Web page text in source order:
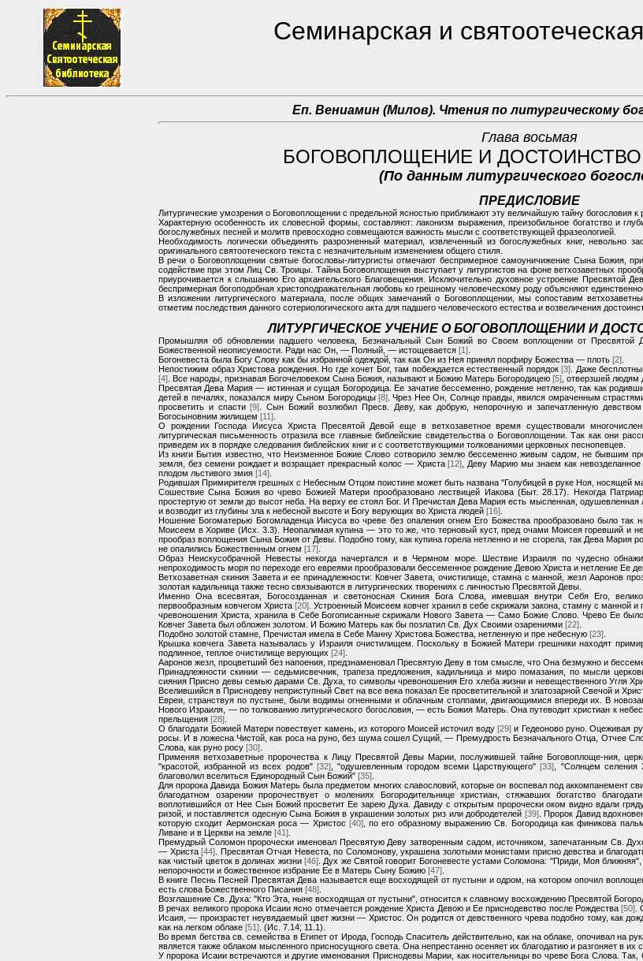
Семинарская и
Еп. Вениамин (Милов). Чтения по литургическому
Глава восьмая
БОГОВОПЛОЩЕНИЕ И
(По данным литургического
ПРЕДИСЛОВИЕ
Литургические умозрения о Боговоплощении с предельной ясностью приближают эту величайшую тайну богословия
Характерную особенность их словесной формы, составляют: лаконизм выражения, преизобильное богатство и
богослужебных песней и молитв превосходно совмещаются важность мысли с соответствующей фразеологией.
Необходимость логически объединять разрозненный материал, извлеченный из богослужебных книг, невольно
оригинального святоотеческого текста с незначительным изменением общего стиля.
В речи о Боговоплощении святые богословы-литургисты отмечают беспримерное самоуничижение Сына Божия,
содействие при этом Лиц Св. Троицы. Тайна Боговоплощения выступает у литургистов на фоне ветхозаветных
приурочивается к слышанию Его архангельского Благовещения. Исключительно духовное устроение Пресвятой
беспримерная богоподобная христоподражательная любовь ко грешному человеческому роду объясняют
В изложении литургического материала, после общих замечаний о Боговоплощении, мы сопоставим
отметим последствия данного сотериологического акта для падшего человеческого естества и возвеличения
ЛИТУРГИЧЕСКОЕ УЧЕНИЕ О БОГОВОПЛОЩЕНИИ И
Промышляя об обновлении падшего человека, Безначальный Сын Божий во Своем воплощении от Пресвятой
Божественной неописуемости. Ради нас Он, — Полный, — истощевается [1]
Богоневеста была Богу Слову как бы избранной одеждой, так как Он из Нея принял порфиру Божества — плоть [2]
Непостижим образ Христова рождения. Но где хочет Бог, там побеждается естественный порядок [3] . Даже
[4] . Все народы, признавая Богочеловеком Сына Божия, называют и Божию Матерь Богородицею [5] , отверзшей людям
Пресвятая Дева Мария — истинная и сущая Богородица. Ее зачатие бессеменно, рождение нетленно, так как
детей в печалях, показался миру Сыном Богородицы [8]. Чрез Нее Он, Солнце правды, явился омраченным
просветить и спасти[9] . Сын Божий возлюбил Пресв. Деву, как добрую, непорочную и запечатленную
Богосыновним жилищем [11]
О рождении Господа Иисуса Христа Пресвятой Девой еще в ветхозаветное время существовали
литургическая письменность отразила все главные библейские свидетельства о Боговоплощении. Так как они
приведем их в порядке следования библейских книг и с соответствующими толкованиями церковных песнопевцев.
Из книги Бытия известно, что Неизменное Божие Слово сотворило землю бессеменно живым садом, не бывшим
земля, без семени рождает и возращает прекрасный колос — Христа[12] , Деву Марию мы знаем как
плодом льстивого змия [14]
Родившая Примирителя грешных с Небесным Отцом поистине может быть названа "Голубицей в руке Ноя, носящей
Сошествие Сына Божия во чрево Божией Матери прообразовано лествицей Иакова (Быт. 28.17). Некогда
простертую от земли до высот неба. На верху ее стоял Бог. И Пречистая Дева Мария есть мысленная,
и возводит из глубины зла к небесной высоте и Богу верующих во Христа людей [16]
Ношение Богоматерью Богомладенца Иисуса во чреве без опаления огнем Его Божества прообразовано было так
Моисеем в Хориве (Исх. 3.3). Неопалимая купина — это то же, что терновый куст, пред очами Моисея горевший и
прообраз воплощения Сына Божия от Девы. Подобно тому, как купина горела нетленно и не сгорела, так Дева
не опалились Божественным огнем [17]
Образ Неискусобрачной Невесты некогда начертался и в Чермном море. Шествие Израиля по чудесно
непроходимость моря по переходе его евреями прообразовали бессеменное рождение Девою Христа и нетление Ее
Ветхозаветная скиния Завета и ее принадлежности: Ковчег Завета, очистилище, стамна с манной, жезл Ааронов
золотая кадильница также тесно связываются в литургических творениях с личностью Пресвятой Девы.
Именно Она всесвятая, Богосозданная и светоносная Скиния Бога Слова, имевшая внутри Себя Его,
первообразным ковчегом Христа [20] . Устроенный Моисеем ковчег хранил в себе скрижали закона, стамну с манной
чревоношения Христа, хранила в Себе Богописанные скрижали Нового Завета — Само Божие Слово. Чрево Ее
Ковчег Завета был обложен золотом. И Божию Матерь как бы позлатил Св. Дух Своими озарениями [22]
Подобно золотой стамне, Пречистая имела в Себе Манну Христова Божества, нетленную и пре небесную [23]
Крышка ковчега Завета называлась у Израиля очистилищем. Поскольку в Божией Матери грешники находят
подлинное, теплое очистилище верующих [24]
Ааронов жезл, процветший без напоения, предзнаменовал Пресвятую Деву в том смысле, что Она безмужно и
Принадлежности скинии — седьмисвечник, трапеза предложения, кадильница и миро помазания, по мысли
сияния Присно девы семью дарами Св. Духа, то символы чревоношения Его хлеба жизни и невещественного Угля
Вселившийся в Приснодеву неприступный Свет на все века показал Ее просветительной и златозарной Свечой и
Евреи, странствуя по пустыне, были водимы огненными и облачным столпами, двигающимися впереди их. В
Нового Израиля, — по толкованию литургического богословия, — есть Божия Матерь. Она путеводит христиан к
прельщения [28]
О благодати Божией Матери повествует камень, из которого Моисей источил воду [29]и Гедеоново руно. Оцеживая
росы. И в ложесна Чистой, как роса на руно, без шума сошел Сущий, — Премудрость Безначального Отца, Отчее
Слова, как руно росу [30]
Применяя ветхозаветные пророчества к Лицу Пресвятой Девы Марии, послужившей тайне Боговоплоще-ния,
"красотой, избранной из всех родов" [32], "одушевленным городом всеми Царствующего"[33] , "Солнцем селения
благоволил вселиться Единородный Сын Божий" [35]
Для пророка Давида Божия Матерь была предметом многих славословий, которые он воспевал под аккомпанемент
благодатном озарении пророчествует о молениях Богородительнице христиан, стяжавших богатство благодати
воплотившийся от Нее Сын Божий просветит Ее зарею Духа. Давиду с открытым пророчески оком видно вдали
ризой, и поставляется одесную Сына Божия в украшении золотых риз или добродетелей [39]. Пророк Давид
которую сходит Аермонская роса — Христос [40], по его образному выражению Св. Богородица как финикова
Ливане и в Церкви на земле [41]
Премудрый Соломон пророчески именовал Пресвятую Деву затворенным садом, источником, запечатанным Св.
— Христа[44] . Пресвятая Отчая Невеста, по Соломонову, украшена золотыми монистами присно девства и
как чистый цветок в долинах жизни [46] . Дух же Святой говорит Богоневесте устами Соломона: "Приди, Моя
непорочности и божественное избрание Ее в Матерь Сыну Божию [47]
В книге Песнь Песней Пресвятая Дева называется еще восходящей от пустыни и одром, на котором опочил
есть слова Божественного Писания [48]
Возглашение Св. Духа: "Кто Эта, ныне восходящая от пустыни", относится к славному восхождению Пресвятой
В речах великого пророка Исаии ясно отмечается рождение Христа Девою и Ее приснодевство после Рождества[50]
Исаия, — произрастет неувядаемый цвет жизни — Христос. Он родится от девственного чрева подобно тому, как
как на легком облаке [51] . (Ис. 7.14; 11.1).
Во время бегства св. семейства в Египет от Ирода, Господь Спаситель действительно, как на облаке, опочивал на
является также облаком мысленного присносущного света. Она непрестанно осеняет их благодатию и разгоняет в их
У пророка Исаии встречаются и другие именования Приснодевы Марии, как носительницы во чреве Бога Слова.